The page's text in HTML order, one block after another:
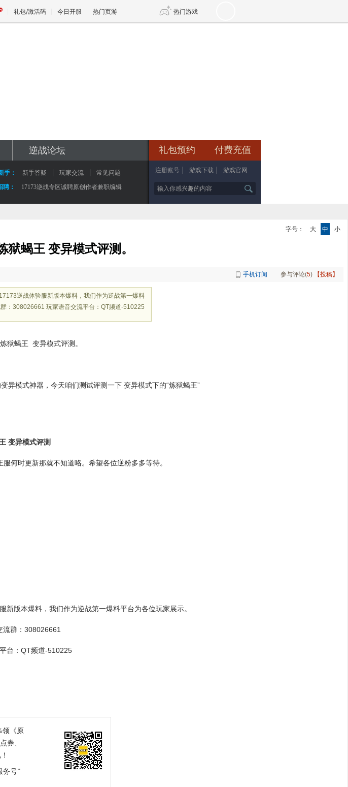
礼包/激活码 今日开服 热门页游 热门游戏
礼包预约 付费充值
注册账号 游戏下载 游戏官网
逆战论坛
手： 新手答疑 玩家交流
常见问题
聘： 17173逆战专区诚聘原创作者兼职编辑
字号： 大 中 小
狱蝎王 变异模式评测。
手机订阅 参与评论(5) 【投稿】
逆战体验服新版本爆料，我们作为逆战第一爆料
：308026661 玩家语音交流平台：QT频道-510225
狱蝎王 变异模式评测。
异模式神器，今天咱们测试评测一下 变异模式下的“炼狱蝎王”
变异模式评测
何时更新那就不知道咯。希望各位逆粉多多等待。
版本爆料，我们作为逆战第一爆料平台为各位玩家展示。
流群：308026661
台：QT频道-510225
领《原
券、
务号”